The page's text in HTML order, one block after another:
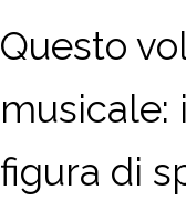
Questo
figura di